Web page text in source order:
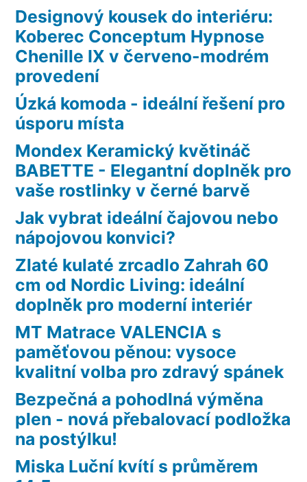
Designový kousek do interiéru:
Koberec Conceptum Hypnose
Chenille IX v červeno-modrém
provedení
Úzká komoda - ideální řešení pro
úsporu místa
Mondex Keramický květináč
BABETTE - Elegantní doplněk pro
vaše rostlinky v černé barvě
Jak vybrat ideální čajovou nebo
nápojovou konvici?
Zlaté kulaté zrcadlo Zahrah 60
cm od Nordic Living: ideální
doplněk pro moderní interiér
MT Matrace VALENCIA s
paměťovou pěnou: vysoce
kvalitní volba pro zdravý spánek
Bezpečná a pohodlná výměna
plen - nová přebalovací podložka
na postýlku!
Miska Luční kvítí s průměrem